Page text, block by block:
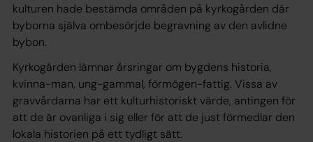
kulturen hade bestämda områden på kyrkogården där
byborna själva ombesörjde begravning av den avlidne
bybon.
Kyrkogården lämnar årsringar om bygdens historia,
kvinna-man, ung-gammal, förmögen-fattig. Vissa av
gravvårdarna har ett kulturhistoriskt värde, antingen för
att de är ovanliga i sig eller för att de just förmedlar den
lokala historien på ett tydligt sätt.